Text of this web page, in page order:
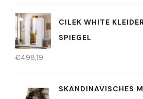
CILEK WHITE
SPIEGEL
€498,19
SKANDINAVISCHES